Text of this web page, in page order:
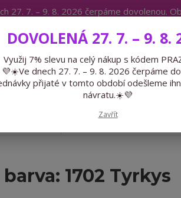
27. 7. – 9. 8. 2026 čerpáme
BLOG Expedice 775
PŘEDOBJEDNÁVKY
1702 Tyrkys
DOVOLENÁ 27. 7. – 9. 8.
Využij 7% slevu na celý nákup s kódem
💜☀️Ve dnech 27. 7. – 9. 8. 2026 čerpáme
přijaté v tomto období odešleme
návratu.☀️💜
Zavřít